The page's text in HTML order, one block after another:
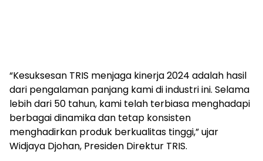
“Kesuksesan TRIS menjaga kinerja 2024 adalah hasil
dari pengalaman panjang kami di industri ini. Selama
lebih dari 50 tahun, kami telah terbiasa menghadapi
berbagai dinamika dan tetap konsisten
menghadirkan produk berkualitas tinggi,” ujar
Widjaya Djohan, Presiden Direktur TRIS.